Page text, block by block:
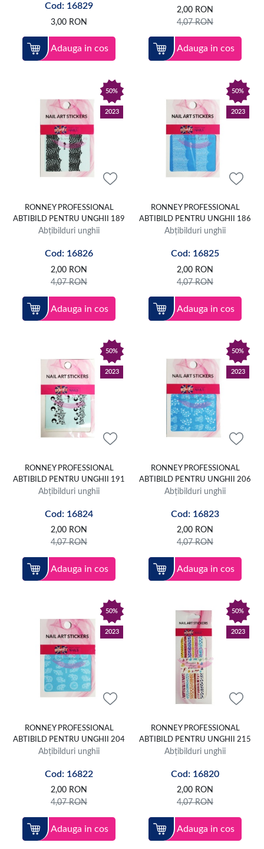
Cod: 16829
3,00 RON
Adauga in cos
2,00 RON
4,07RON
Adauga in cos
50%
2023
RONNEY PROFESSIONAL
ABTIBILD PENTRU UNGHII 189
Abțibilduri unghii
Cod: 16826
2,00 RON
4,07RON
Adauga in cos
50%
2023
RONNEY PROFESSIONAL
ABTIBILD PENTRU UNGHII 186
Abțibilduri unghii
Cod: 16825
2,00 RON
4,07RON
Adauga in cos
50%
2023
RONNEY PROFESSIONAL
ABTIBILD PENTRU UNGHII 191
Abțibilduri unghii
Cod: 16824
2,00 RON
4,07RON
Adauga in cos
50%
2023
RONNEY PROFESSIONAL
ABTIBILD PENTRU UNGHII 206
Abțibilduri unghii
Cod: 16823
2,00 RON
4,07RON
Adauga in cos
50%
2023
RONNEY PROFESSIONAL
ABTIBILD PENTRU UNGHII 204
Abțibilduri unghii
Cod: 16822
2,00 RON
4,07RON
Adauga in cos
50%
2023
RONNEY PROFESSIONAL
ABTIBILD PENTRU UNGHII 215
Abțibilduri unghii
Cod: 16820
2,00 RON
4,07RON
Adauga in cos